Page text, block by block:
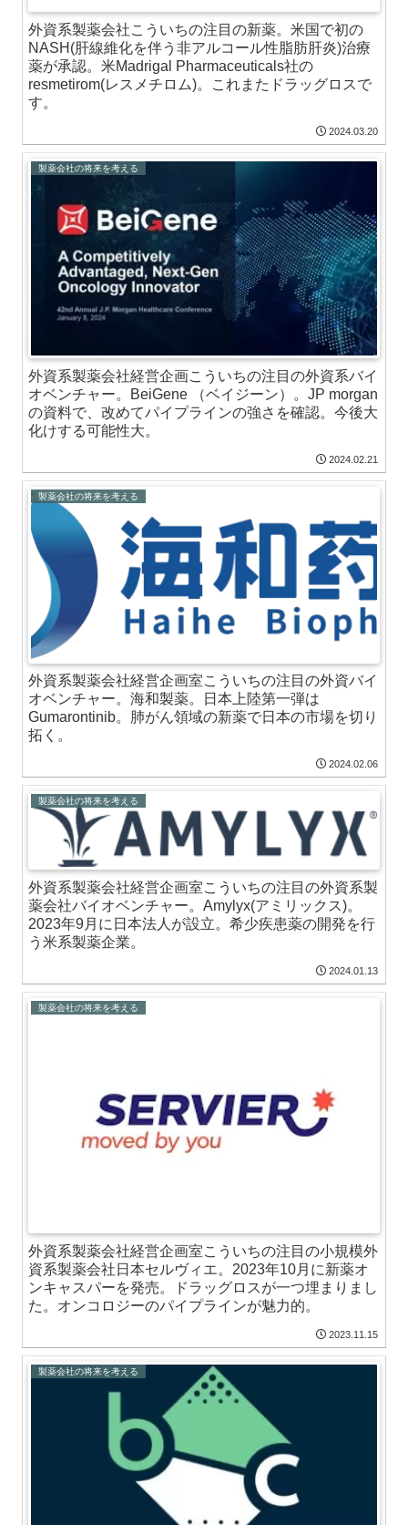
外資系製薬会社こういちの注目の新薬。米国で初の
NASH(肝線維化を伴う非アルコール性脂肪肝炎)治療
薬が承認。米Madrigal Pharmaceuticals社の
resmetirom(レスメチロム)。これまたドラッグロスで
す。
2024.03.20
製薬会社の将来を考える
外資系製薬会社経営企画こういちの注目の外資系バイ
オベンチャー。BeiGene （ベイジーン）。JP morgan
の資料で、改めてパイプラインの強さを確認。今後大
化けする可能性大。
2024.02.21
製薬会社の将来を考える
外資系製薬会社経営企画室こういちの注目の外資バイ
オベンチャー。海和製薬。日本上陸第一弾は
Gumarontinib。肺がん領域の新薬で日本の市場を切り
拓く。
2024.02.06
製薬会社の将来を考える
外資系製薬会社経営企画室こういちの注目の外資系製
薬会社バイオベンチャー。Amylyx(アミリックス)。
2023年9月に日本法人が設立。希少疾患薬の開発を行
う米系製薬企業。
2024.01.13
製薬会社の将来を考える
外資系製薬会社経営企画室こういちの注目の小規模外
資系製薬会社日本セルヴィエ。2023年10月に新薬オ
ンキャスパーを発売。ドラッグロスが一つ埋まりまし
た。オンコロジーのパイプラインが魅力的。
2023.11.15
製薬会社の将来を考える